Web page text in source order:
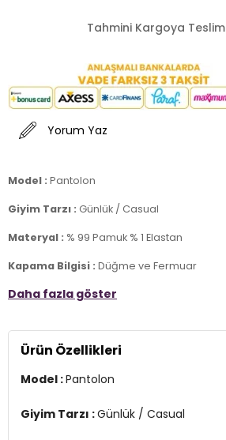
Tahmini Kargoya Teslim
Yorum Yaz
Model : Pantolon
Giyim Tarzı : Günlük / Casual
Materyal : % 99 Pamuk % 1 Elastan
Kapama Bilgisi : Düğme ve Fermuar
Cep Bilgisi :Cepli
Üretim Yeri :Türkiye
Daha fazla göster
Ürün Özellikleri
Model :Pantolon
Giyim Tarzı :Günlük / Casual